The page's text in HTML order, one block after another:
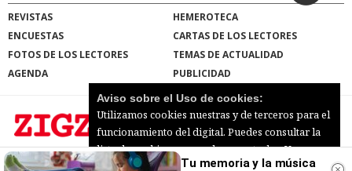
REVISTAS
HEMEROTECA
ENCUESTAS
CARTAS DE LOS LECTORES
FOTOS DE LOS LECTORES
TEMAS DE ACTUALIDAD
AGENDA
PUBLICIDAD
ZIGZAGDIGITAL.COM |Términos de uso|
Tu memoria y la música
Aviso sobre el Uso de cookies:
Utilizamos cookies nuestras y de terceros para el
funcionamiento del digital. Puedes consultar la
lista de cookies y como desconectarlas.Ver
nuestra Política de Privacidad y Cookies